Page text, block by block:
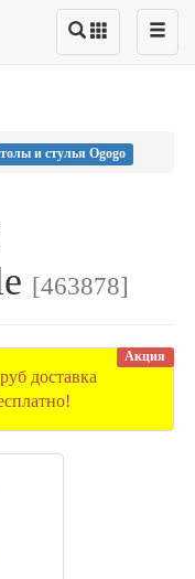
и стулья Ogogo
[463878]
Акция
доставка